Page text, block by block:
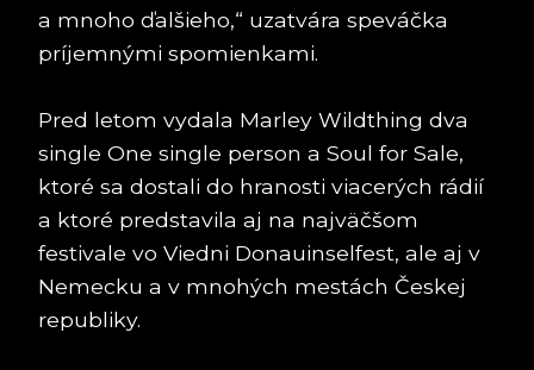
a mnoho ďalšieho,“ uzatvára speváčka
príjemnými spomienkami.
Pred letom vydala Marley Wildthing dva
single One single person a Soul for Sale,
ktoré sa dostali do hranosti viacerých rádií
a ktoré predstavila aj na najväčšom
festivale vo Viedni Donauinselfest, ale aj v
Nemecku a v mnohých mestách Českej
republiky.